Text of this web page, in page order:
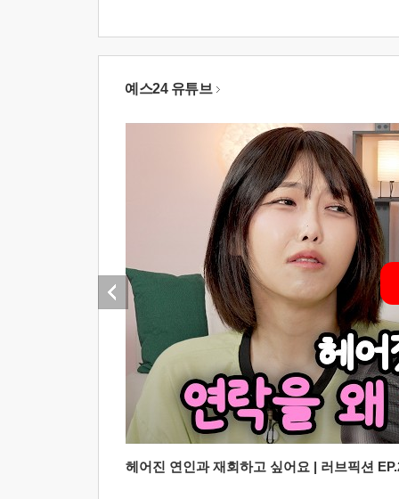
예스24 유튜브
헤어진 연인과 재회하고 싶어요 | 러브픽션